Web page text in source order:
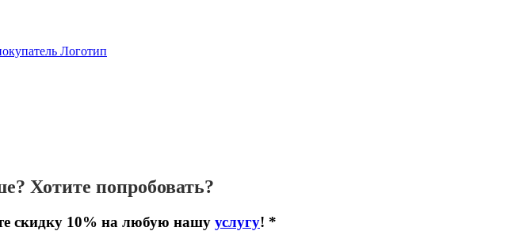
Хотите попробовать?
скидку 10% на любую нашу услугу! *